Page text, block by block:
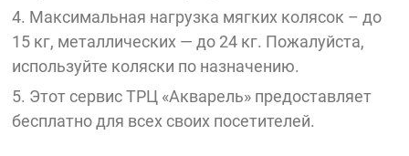
4. Максимальная нагрузка мягких колясок – до
15 кг, металлических — до 24 кг. Пожалуйста,
используйте коляски по назначению.
5. Этот сервис ТРЦ «Акварель» предоставляет
бесплатно для всех своих посетителей.